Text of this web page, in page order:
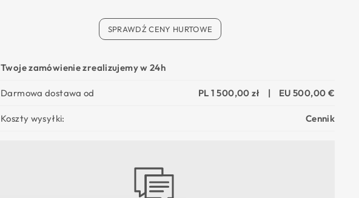
SPRAWDŹ CENY HURTOWE
Twoje zamówienie zrealizujemy w 24h
Darmowa dostawa od PL 1 500,00 zł | EU 500,00 €
Koszty wysyłki: Cennik